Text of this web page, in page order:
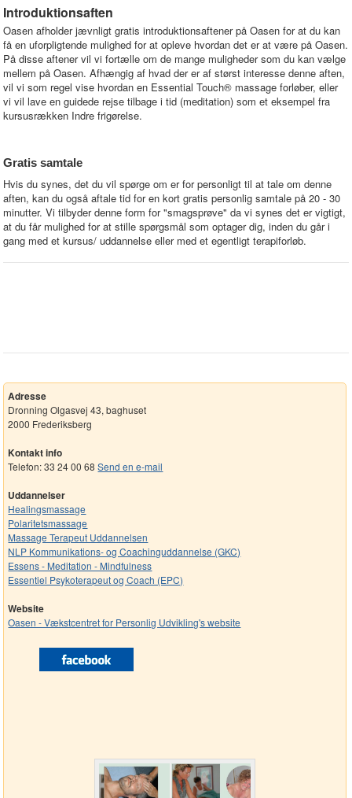
Introduktionsaften
Oasen afholder jævnligt gratis introduktionsaftener på Oasen for at du kan
få en uforpligtende mulighed for at opleve hvordan det er at være på Oasen.
På disse aftener vil vi fortælle om de mange muligheder som du kan vælge
mellem på Oasen. Afhængig af hvad der er af størst interesse denne aften,
vil vi som regel vise hvordan en Essential Touch® massage forløber, eller
vi vil lave en guidede rejse tilbage i tid (meditation) som et eksempel fra
kursusrækken Indre frigørelse.
Gratis samtale
Hvis du synes, det du vil spørge om er for personligt til at tale om denne
aften, kan du også aftale tid for en kort gratis personlig samtale på 20 - 30
minutter. Vi tilbyder denne form for "smagsprøve" da vi synes det er vigtigt,
at du får mulighed for at stille spørgsmål som optager dig, inden du går i
gang med et kursus/ uddannelse eller med et egentligt terapiforløb.
Adresse
Dronning Olgasvej 43, baghuset
2000 Frederiksberg
Kontakt info
Telefon: 33 24 00 68Send en e-mail
Uddannelser
Healingsmassage
Polaritetsmassage
Massage Terapeut Uddannelsen
NLP Kommunikations- og Coachinguddannelse (GKC)
Essens - Meditation - Mindfulness
Essentiel Psykoterapeut og Coach (EPC)
Website
Oasen - Vækstcentret for Personlig Udvikling's website